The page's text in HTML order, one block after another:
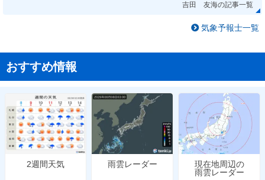
吉田 友海の記事一覧
気象予報士一覧
おすすめ情報
2週間天気 雨雲レーダー
現在地周辺の
雨雲レーダー